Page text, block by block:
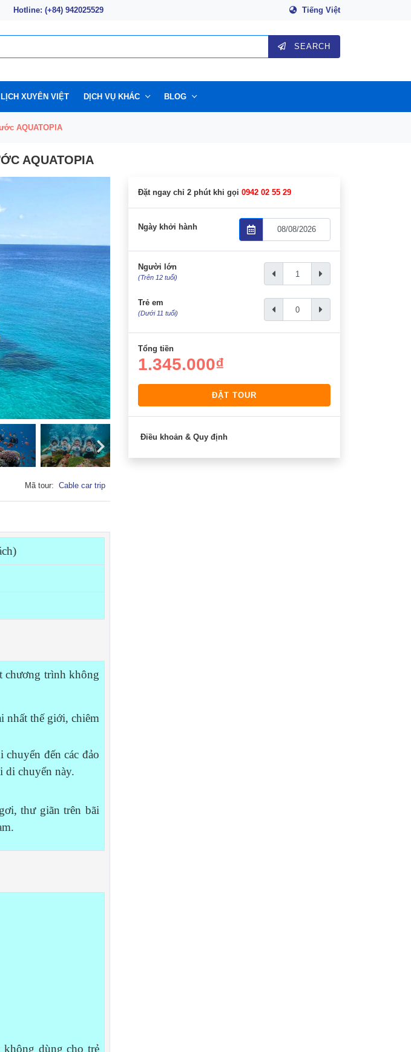
Hotline: (+84) 942025529 Tiếng Việt
SEARCH
XUYÊN VIỆT DỊCH VỤ KHÁC BLOG
AQUATOPIA
AQUATOPIA
Mã tour: Cable car trip
chương trình không
nhất thế giới, chiêm
đến các đảo
di chuyển này.
thư giãn trên bãi
dùng cho trẻ
Đặt ngay chỉ 2 phút khi gọi 0942 02 55 29
Ngày khởi hành
Người lớn
(Trên 12 tuổi)
Trẻ em
(Dưới 11 tuổi)
Tổng tiền
1.345.000₫
ĐẶT TOUR
Điều khoản & Quy định